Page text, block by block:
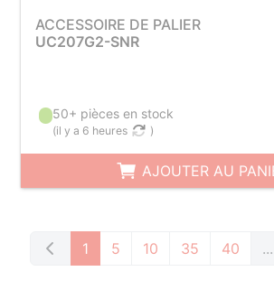
ACCESSOIRE DE PALIER
UC207G2-SNR
50+ pièces en stock
(il y a 6 heures )
AJOUTER AU
1 5 10 35 40 ...